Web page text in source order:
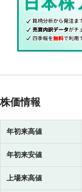
株価情報
年初来高値
年初来安値
上場来高値